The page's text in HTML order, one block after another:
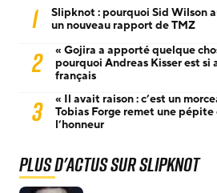
1
Slipknot : pourquoi Sid Wilson
un nouveau rapport de TMZ
2
« Gojira a apporté quelque
pourquoi Andreas Kisser est
français
3
« Il avait raison : c’est un
Tobias Forge remet une
l’honneur
Plus d'actus sur Slipknot